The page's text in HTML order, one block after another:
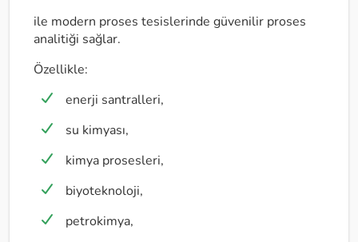
ile modern proses tesislerinde güvenilir proses
analitiği sağlar.
Özellikle:
enerji santralleri,
su kimyası,
kimya prosesleri,
biyoteknoloji,
petrokimya,